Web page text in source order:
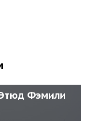
Фэмили